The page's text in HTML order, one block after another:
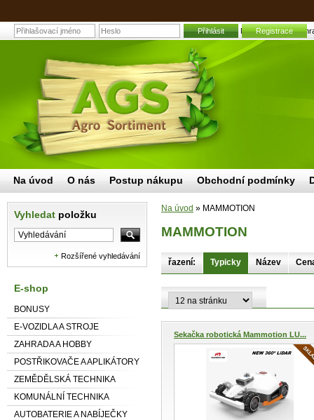
MAMMOTION |
Přihlásit Registrace
Vyhledat položku
Rozšířené vyhledávání
E-shop
BONUSY
E-VOZIDLA A STROJE
ZAHRADA A HOBBY
POSTŘIKOVAČE A APLIKÁTORY
ZEMĚDĚLSKÁ TECHNIKA
KOMUNÁLNÍ TECHNIKA
AUTOBATERIE A NABÍJEČKY
Na úvod » MAMMOTION
MAMMOTION
řazení: Typicky Název
Sekačka robotická Mammotion LU...
Na úvod O nás Postup nákupu Obchodní podmínky